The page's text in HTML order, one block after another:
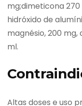
mg;dimeticona
hidróxido de
magnésio, 200 mg,
ml.
Altas doses e uso